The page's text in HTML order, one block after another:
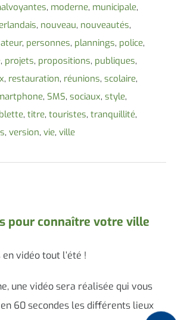
, moderne, municipale,
, nouveau, nouveautés,
, personnes, plannings, police,
, projets, propositions, publiques,
, restauration, réunions, scolaire,
, SMS, sociaux, style,
, titre, touristes, tranquillité,
, version, vie, ville
pour connaître votre ville
vidéo tout l’été !
une vidéo sera réalisée qui vous
60 secondes les différents lieux